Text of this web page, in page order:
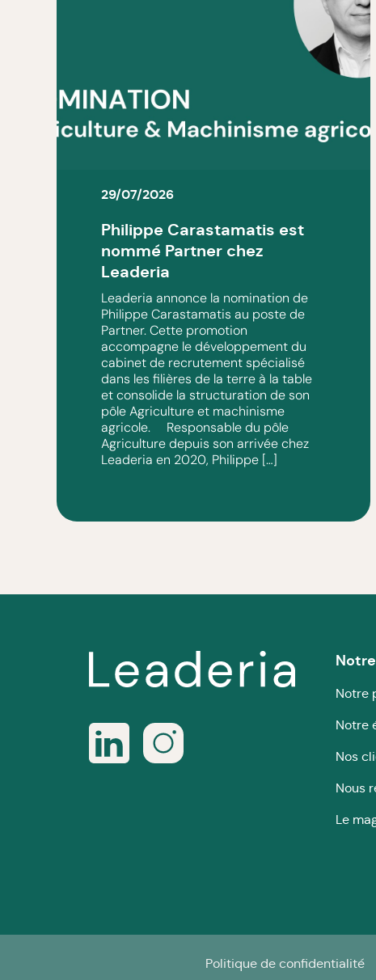
29/07/2026
Philippe Carastamatis est
nommé Partner chez
Leaderia
Leaderia annonce la nomination de
Philippe Carastamatis au poste de
Partner. Cette promotion
accompagne le développement du
cabinet de recrutement spécialisé
dans les filières de la terre à la table
et consolide la structuration de son
pôle Agriculture et machinisme
agricole. Responsable du pôle
Agriculture depuis son arrivée chez
Leaderia en 2020, Philippe […]
Notre
Notre
Nos
Nous
Le
Politique de confidentialité